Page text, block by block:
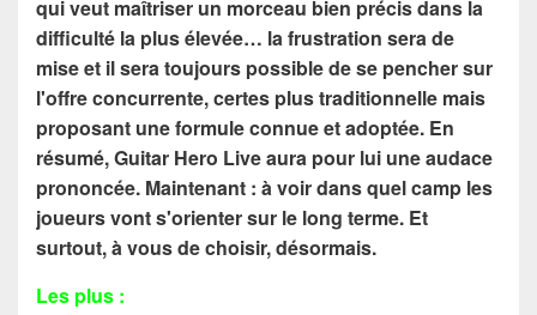
qui veut maîtriser un morceau bien précis dans la
difficulté la plus élevée… la frustration sera de
mise et il sera toujours possible de se pencher sur
l'offre concurrente, certes plus traditionnelle mais
proposant une formule connue et adoptée. En
résumé, Guitar Hero Live aura pour lui une audace
prononcée. Maintenant : à voir dans quel camp les
joueurs vont s'orienter sur le long terme. Et
surtout, à vous de choisir, désormais.
Les plus :